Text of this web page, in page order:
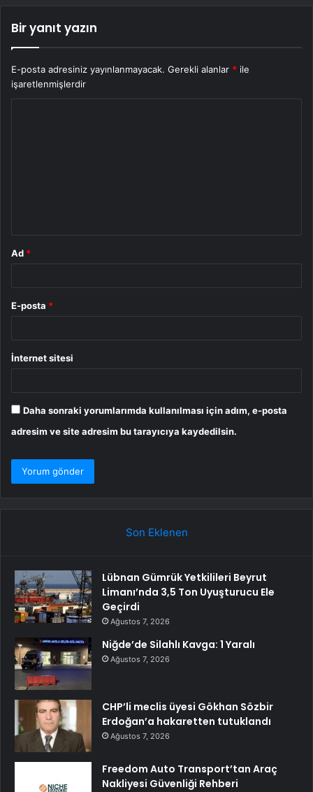
Bir yanıt yazın
E-posta adresiniz yayınlanmayacak. Gerekli alanlar * ile
işaretlenmişlerdir
Ad *
E-posta *
İnternet sitesi
Daha sonraki yorumlarımda kullanılması için adım, e-posta
adresim ve site adresim bu tarayıcıya kaydedilsin.
Son Eklenen
Lübnan Gümrük Yetkilileri Beyrut
Limanı’nda 3,5 Ton Uyuşturucu Ele
Geçirdi
Ağustos 7, 2026
Niğde’de Silahlı Kavga: 1 Yaralı
Ağustos 7, 2026
CHP’li meclis üyesi Gökhan Sözbir
Erdoğan’a hakaretten tutuklandı
Ağustos 7, 2026
Freedom Auto Transport’tan Araç
Nakliyesi Güvenliği Rehberi